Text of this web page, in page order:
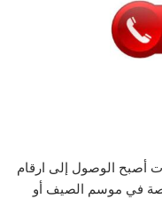
أصبح الوصول إلى ارقام
في موسم الصيف أو